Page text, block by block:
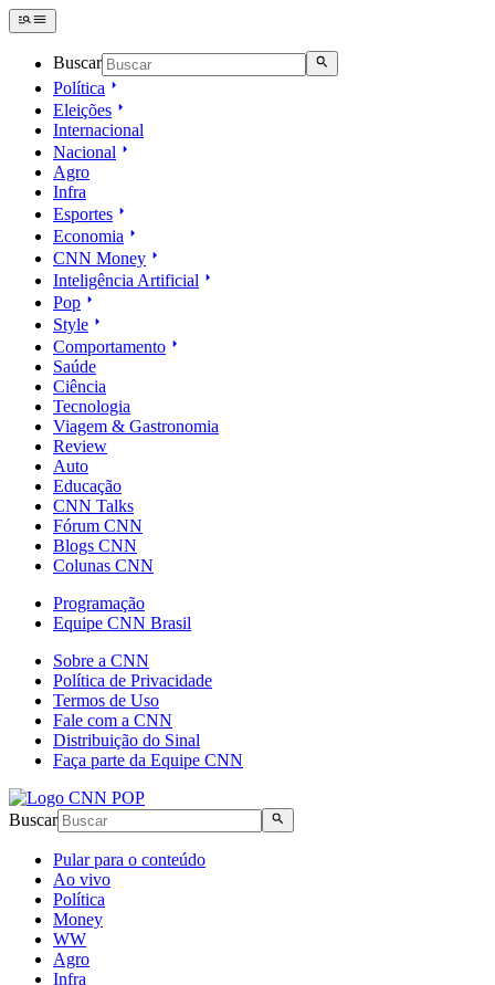
Buscar
Política
Eleições
Internacional
Nacional
Agro
Infra
Esportes
Economia
CNN Money
Inteligência Artificial
Pop
Style
Comportamento
Saúde
Ciência
Tecnologia
Viagem & Gastronomia
Review
Auto
Educação
CNN Talks
Fórum CNN
Blogs CNN
Colunas CNN
Programação
Equipe CNN Brasil
Sobre a CNN
Política de Privacidade
Termos de Uso
Fale com a CNN
Distribuição do Sinal
Faça parte da Equipe CNN
Buscar
Pular para o conteúdo
Ao vivo
Política
Money
WW
Agro
Infra